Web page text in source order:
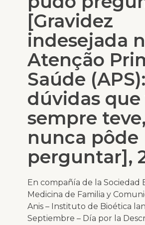
[Gravidez
indesejada
Atenção
Saúde
dúvidas que
sempre
nunca pôde
perguntar],
En compañía de la Sociedad
Medicina de Familia y
Anis – Instituto de Bioética
Septiembre – Día por la